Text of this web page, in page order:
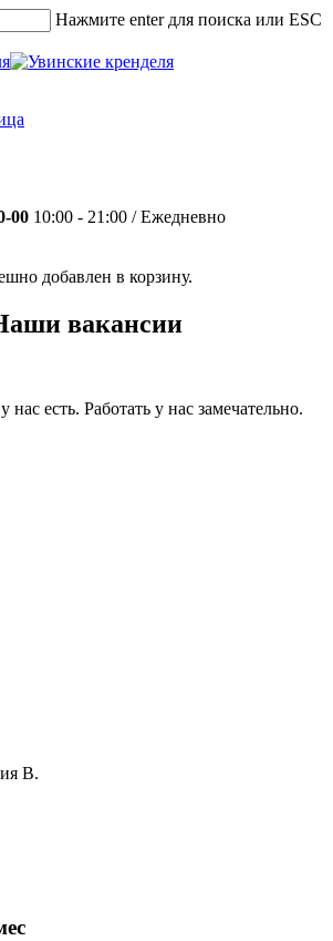
Нажмите enter для поиска или ESC
00 10:00 - 21:00 / Eжедневно
добавлен в корзину.
вакансии
нас есть. Работать у нас замечательно.
B.